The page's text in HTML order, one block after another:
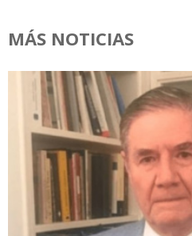
MÁS NOTICIAS